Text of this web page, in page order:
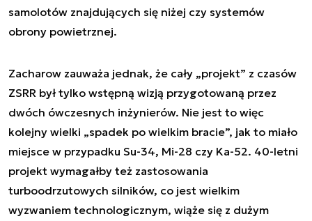
samolotów znajdujących się niżej czy systemów
obrony powietrznej.
Zacharow zauważa jednak, że cały „projekt” z czasów
ZSRR był tylko wstępną wizją przygotowaną przez
dwóch ówczesnych inżynierów. Nie jest to więc
kolejny wielki „spadek po wielkim bracie”, jak to miało
miejsce w przypadku Su-34, Mi-28 czy Ka-52. 40-letni
projekt wymagałby też zastosowania
turboodrzutowych silników, co jest wielkim
wyzwaniem technologicznym, wiąże się z dużym